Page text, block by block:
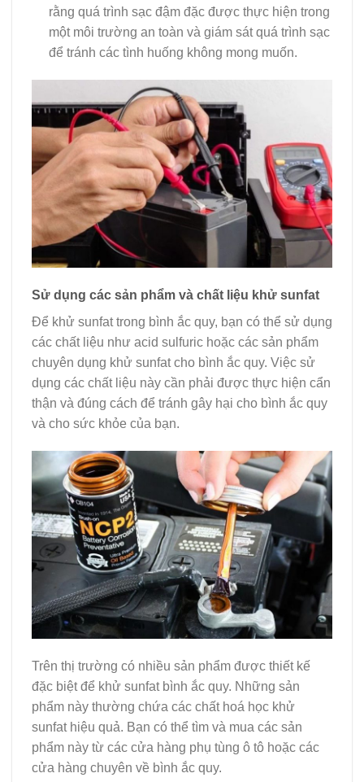
rằng quá trình sạc đậm đặc được thực hiện trong
một môi trường an toàn và giám sát quá trình sạc
để tránh các tình huống không mong muốn.
Sử dụng các sản phẩm và chất liệu khử sunfat
Để khử sunfat trong bình ắc quy, bạn có thể sử dụng
các chất liệu như acid sulfuric hoặc các sản phẩm
chuyên dụng khử sunfat cho bình ắc quy. Việc sử
dụng các chất liệu này cần phải được thực hiện cẩn
thận và đúng cách để tránh gây hại cho bình ắc quy
và cho sức khỏe của bạn.
Trên thị trường có nhiều sản phẩm được thiết kế
đặc biệt để khử sunfat bình ắc quy. Những sản
phẩm này thường chứa các chất hoá học khử
sunfat hiệu quả. Bạn có thể tìm và mua các sản
phẩm này từ các cửa hàng phụ tùng ô tô hoặc các
cửa hàng chuyên về bình ắc quy.